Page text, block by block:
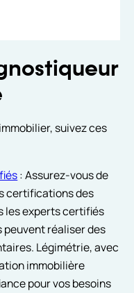
suivez ces
: Assurez-vous de
certifications des
les experts certifiés
peuvent réaliser des
Légimétrie, avec
immobilière
pour vos besoins